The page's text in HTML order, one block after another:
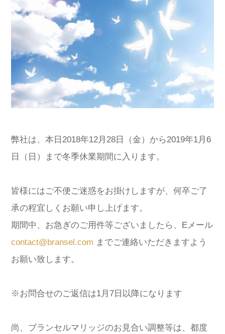
弊社は、本日2018年12月28日（金）から2019年1月6
日（日）まで冬季休業期間に入ります。
皆様にはご不便ご迷惑をお掛けしますが、何卒ご了
承の程宜しくお願い申し上げます。
期間中、お急ぎのご用件等ございましたら、Eメール
contact@bransel.com までご連絡いただきますよう
お願い致します。
※お問合せのご返信は1月7日以降になります
尚、ブランセルマリッジのお見合い調整等は、都度